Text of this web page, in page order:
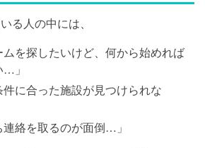
る人の中には、
ムを探したいけど、何から始めれば
」
件に合った施設が見つけられな
連絡を取るのが面倒…」